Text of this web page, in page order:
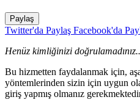
Paylaş
Twitter'da Paylaş Facebook'da
Henüz kimliğinizi
Bu hizmetten faydalanmak için,
yöntemlerinden sizin için uygun
giriş yapmış olmanız